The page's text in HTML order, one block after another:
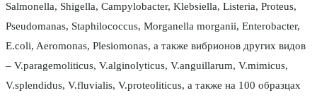
Salmonella, Shigella, Campylobacter, Klebsiella, Listeria, Proteus,
Pseudomanas, Staphilococcus, Morganella morganii, Enterobacter,
E.coli, Aeromonas, Plesiomonas, а также вибрионов других видов
– V.paragemoliticus, V.alginolyticus, V.anguillarum, V.mimicus,
V.splendidus, V.fluvialis, V.proteoliticus, а также на 100 образцах